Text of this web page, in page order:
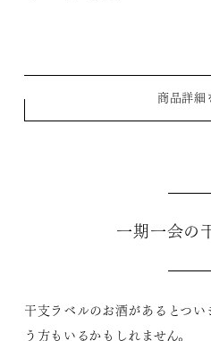
商品詳細
一期一会の
干支ラベルのお酒があるとつ
う方もいるかもしれません。